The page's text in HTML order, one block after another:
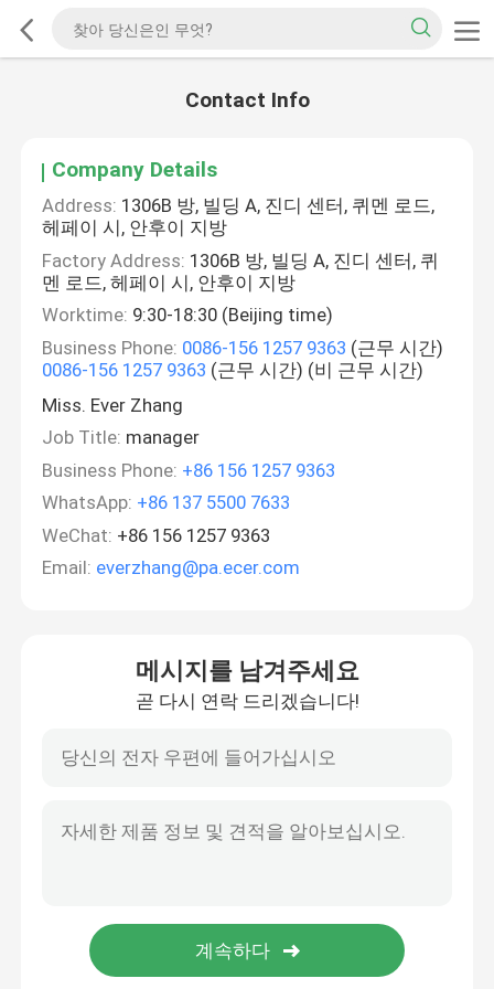
Contact Info
Company Details
Address: 1306B 방, 빌딩 A, 진디 센터, 퀴멘 로드,
헤페이 시, 안후이 지방
Factory Address: 1306B 방, 빌딩 A, 진디 센터, 퀴
멘 로드, 헤페이 시, 안후이 지방
Worktime: 9:30-18:30 (Beijing time)
Business Phone: 0086-156 1257 9363 (근무 시간)
0086-156 1257 9363 (근무 시간) (비 근무 시간)
Miss. Ever Zhang
Job Title: manager
Business Phone: +86 156 1257 9363
WhatsApp: +86 137 5500 7633
WeChat: +86 156 1257 9363
Email: everzhang@pa.ecer.com
메시지를 남겨주세요
곧 다시 연락 드리겠습니다!